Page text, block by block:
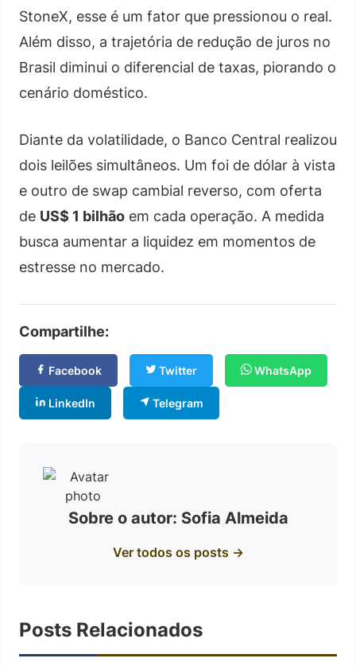
StoneX, esse é um fator que pressionou o real.
Além disso, a trajetória de redução de juros no
Brasil diminui o diferencial de taxas, piorando o
cenário doméstico.
Diante da volatilidade, o Banco Central realizou
dois leilões simultâneos. Um foi de dólar à vista
e outro de swap cambial reverso, com oferta
de US$ 1 bilhão em cada operação. A medida
busca aumentar a liquidez em momentos de
estresse no mercado.
Compartilhe:
Facebook Twitter WhatsApp
LinkedIn Telegram
Sobre o autor: Sofia Almeida
Ver todos os posts →
Posts Relacionados